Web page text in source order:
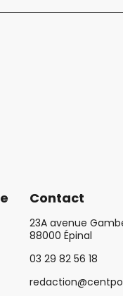
Contact
23A avenue
88000 Épinal
03 29 82 56 18